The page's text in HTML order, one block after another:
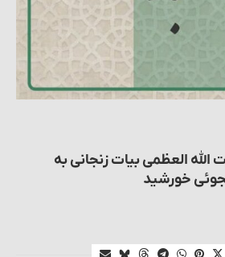
العظمی بیات زنجانی به
خورشید